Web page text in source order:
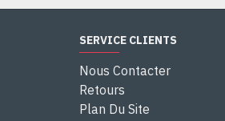
SERVICE CLIENTS
Nous Contacter
Retours
Plan Du Site